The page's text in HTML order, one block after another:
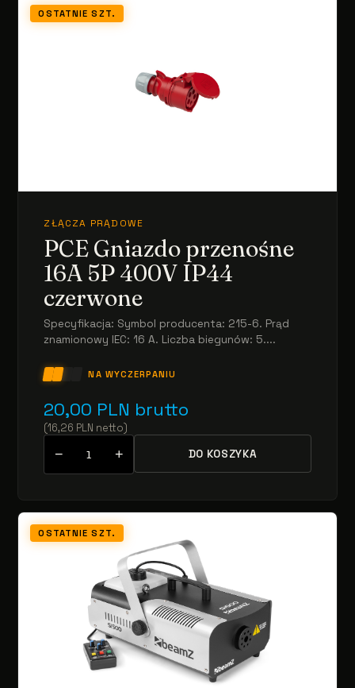
OSTATNIE SZT.
ZŁĄCZA PRĄDOWE
PCE Gniazdo przenośne
16A 5P 400V IP44
czerwone
Specyfikacja: Symbol producenta: 215-6. Prąd
znamionowy IEC: 16 A. Liczba biegunów: 5....
NA WYCZERPANIU
20,00 PLN brutto
(16,26 PLN netto)
− + DO KOSZYKA
OSTATNIE SZT.